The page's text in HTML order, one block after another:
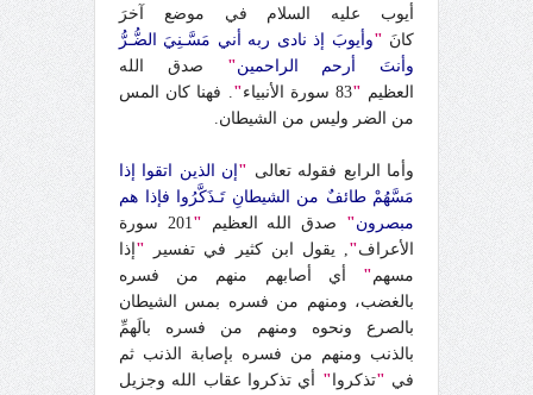
أيوب عليه السلام في موضع آخرَ
كانَ "وأيوبَ إذ نادى ربه أني مَسَّـنِيَ الضُّـرُّ
وأنتَ أرحم الراحمين" صدق الله
العظيم "83 سورة الأنبياء ". فهنا كان المس
من الضر وليس من الشيطان.
وأما الرابع فقوله تعالى " إن الذين اتقوا إذا
مَسَّهُمْ طائفٌ من الشيطانِ تَـذَكَّرُوا فإذا هم
مبصرون" صدق الله العظيم "
201 سورة
الأعراف", يقول ابن كثير في تفسير " إذا
مسهم" أي أصابهم منهم من فسره
بالغضب، ومنهم من فسره بمس الشيطان
بالصرع ونحوه ومنهم من فسره بالَهمِّ
بالذنب ومنهم من فسره بإصابة الذنب ثم
في "تذكروا " أي تذكروا عقاب الله وجزيل